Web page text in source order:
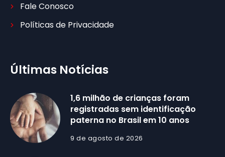
Fale Conosco
Políticas de Privacidade
Últimas Notícias
1,6 milhão de crianças foram
registradas sem identificação
paterna no Brasil em 10 anos
9 de agosto de 2026